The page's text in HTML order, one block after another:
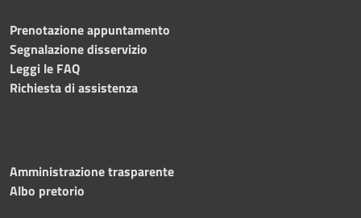
Prenotazione appuntamento
Segnalazione disservizio
Leggi le FAQ
Richiesta di assistenza
Amministrazione trasparente
Albo pretorio